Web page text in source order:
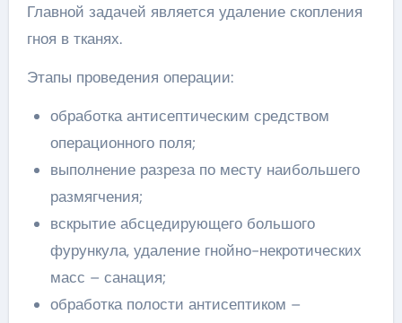
Главной задачей является удаление скопления
гноя в тканях.
Этапы проведения операции:
обработка антисептическим средством
операционного поля;
выполнение разреза по месту наибольшего
размягчения;
вскрытие абсцедирующего большого
фурункула, удаление гнойно-некротических
масс – санация;
обработка полости антисептиком –